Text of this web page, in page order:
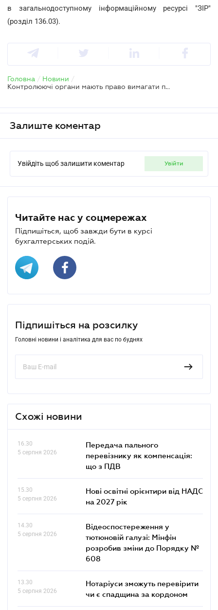
в загальнодоступному інформаційному ресурсі "ЗІР"
(розділ 136.03).
Головна / Новини /
Контролюючі органи мають право вимагати при перевірці документи за вже перевірений період
Залиште коментар
Увійдіть щоб залишити коментар увійти
Читайте нас у соцмережах
Підпишіться, щоб завжди бути в курсі
бухгалтерських подій.
Підпишіться на розсилку
Головні новини і аналітика для вас по буднях
Схожі новини
16.30
5 серпня 2026
Передача пального
перевізнику як компенсація:
що з ПДВ
15.30
5 серпня 2026
Нові освітні орієнтири від НАДС
на 2027 рік
14.30
5 серпня 2026
Відеоспостереження у
тютюновій галузі: Мінфін
розробив зміни до Порядку №
608
13.30
5 серпня 2026
Нотаріуси зможуть перевірити
чи є спадщина за кордоном